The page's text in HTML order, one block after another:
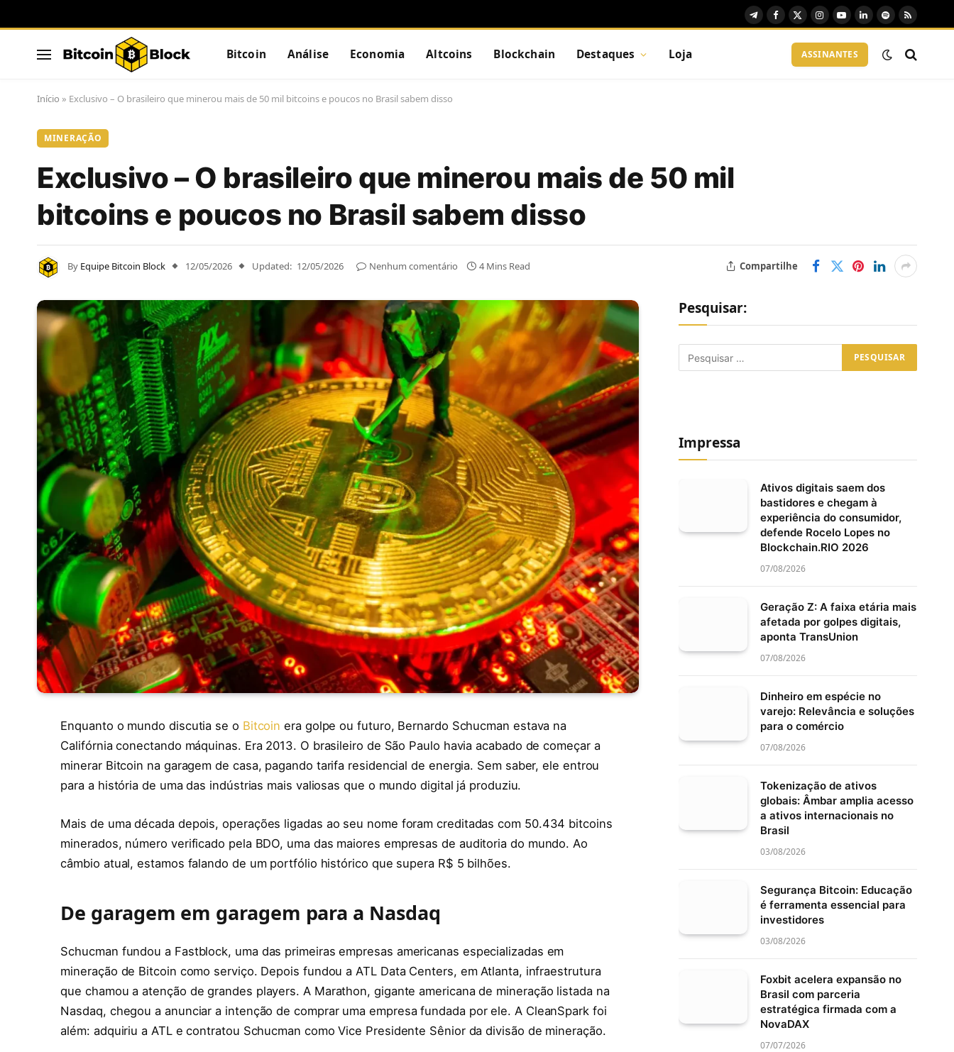
TelegramFacebook
X
Instagram
YouTubeLinkedIn
Spotify
RSS
Bitcoin Análise Economia Altcoins Blockchain Destaques Loja ASSINANTES
Início » Exclusivo – O brasileiro que minerou mais de 50 mil bitcoins e poucos no Brasil sabem disso
MINERAÇÃO
Exclusivo – O brasileiro que minerou mais de 50 mil
bitcoins e poucos no Brasil sabem disso
By Equipe Bitcoin Block 12/05/2026 Updated: 12/05/2026 Nenhum comentário 4 Mins Read Compartilhe
Enquanto o mundo discutia se o Bitcoin era golpe ou futuro, Bernardo Schucman estava na
Califórnia conectando máquinas. Era 2013. O brasileiro de São Paulo havia acabado de começar a
minerar Bitcoin na garagem de casa, pagando tarifa residencial de energia. Sem saber, ele entrou
para a história de uma das indústrias mais valiosas que o mundo digital já produziu.
Mais de uma década depois, operações ligadas ao seu nome foram creditadas com 50.434 bitcoins
minerados, número verificado pela BDO, uma das maiores empresas de auditoria do mundo. Ao
câmbio atual, estamos falando de um portfólio histórico que supera R$ 5 bilhões.
De garagem em garagem para a Nasdaq
Schucman fundou a Fastblock, uma das primeiras empresas americanas especializadas em
mineração de Bitcoin como serviço. Depois fundou a ATL Data Centers, em Atlanta, infraestrutura
que chamou a atenção de grandes players. A Marathon, gigante americana de mineração listada na
Nasdaq, chegou a anunciar a intenção de comprar uma empresa fundada por ele. A CleanSpark foi
além: adquiriu a ATL e contratou Schucman como Vice Presidente Sênior da divisão de mineração.
Pesquisar:
Impressa
Ativos digitais saem dos
bastidores e chegam à
experiência do consumidor,
defende Rocelo Lopes no
Blockchain.RIO 2026
07/08/2026
Geração Z: A faixa etária mais
afetada por golpes digitais,
aponta TransUnion
07/08/2026
Dinheiro em espécie no
varejo: Relevância e soluções
para o comércio
07/08/2026
Tokenização de ativos
globais: Âmbar amplia acesso
a ativos internacionais no
Brasil
03/08/2026
Segurança Bitcoin: Educação
é ferramenta essencial para
investidores
03/08/2026
Foxbit acelera expansão no
Brasil com parceria
estratégica firmada com a
NovaDAX
07/07/2026